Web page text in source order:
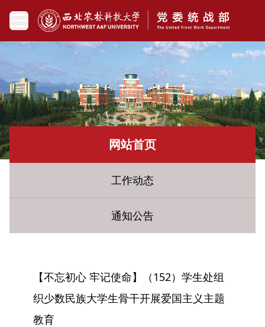
网站首页
工作动态
通知公告
【不忘初心 牢记使命】（152）学生处组
织少数民族大学生骨干开展爱国主义主题
教育